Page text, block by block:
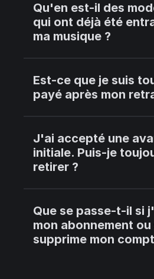
Qu'en est-il des
qui ont déjà été
ma musique ?
Est-ce que je suis
payé après mon
J'ai accepté une
initiale. Puis-je
retirer ?
Que se passe-t-il si
mon abonnement ou
supprime mon